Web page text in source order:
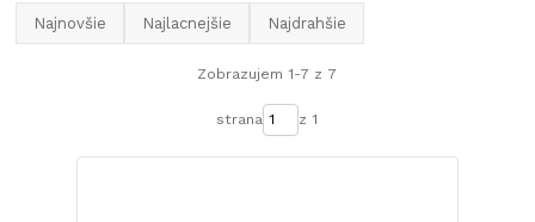
Najnovšie Najlacnejšie Najdrahšie
Zobrazujem 1-7 z 7
strana z 1